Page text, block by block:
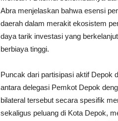
Abra menjelaskan bahwa esensi
daerah dalam merakit ekosistem
daya tarik investasi yang
berbiaya tinggi.
Puncak dari partisipasi aktif Depok
antara delegasi Pemkot Depok
bilateral tersebut secara spesifik
sekaligus peluang di Kota Depok,